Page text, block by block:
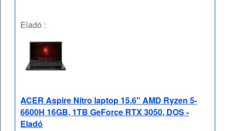
Eladó :
ACER Aspire Nitro laptop 15.6" AMD Ryzen 5-
6600H 16GB, 1TB GeForce RTX 3050, DOS -
Eladó